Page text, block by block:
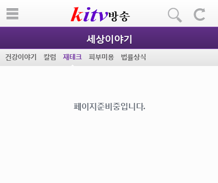
세상이야기
건강이야기 칼럼 재테크 피부미용 법률상식
페이지준비중입니다.